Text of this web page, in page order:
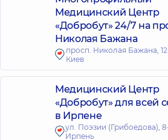
Медицинский Центр
«Добробут» 24/7 на
Николая Бажана
просп. Николая Бажана,
Киев
Медицинский Центр
«Добробут» для всей
в Ирпене
ул. Поэзии (Грибоедова),
Ирпень